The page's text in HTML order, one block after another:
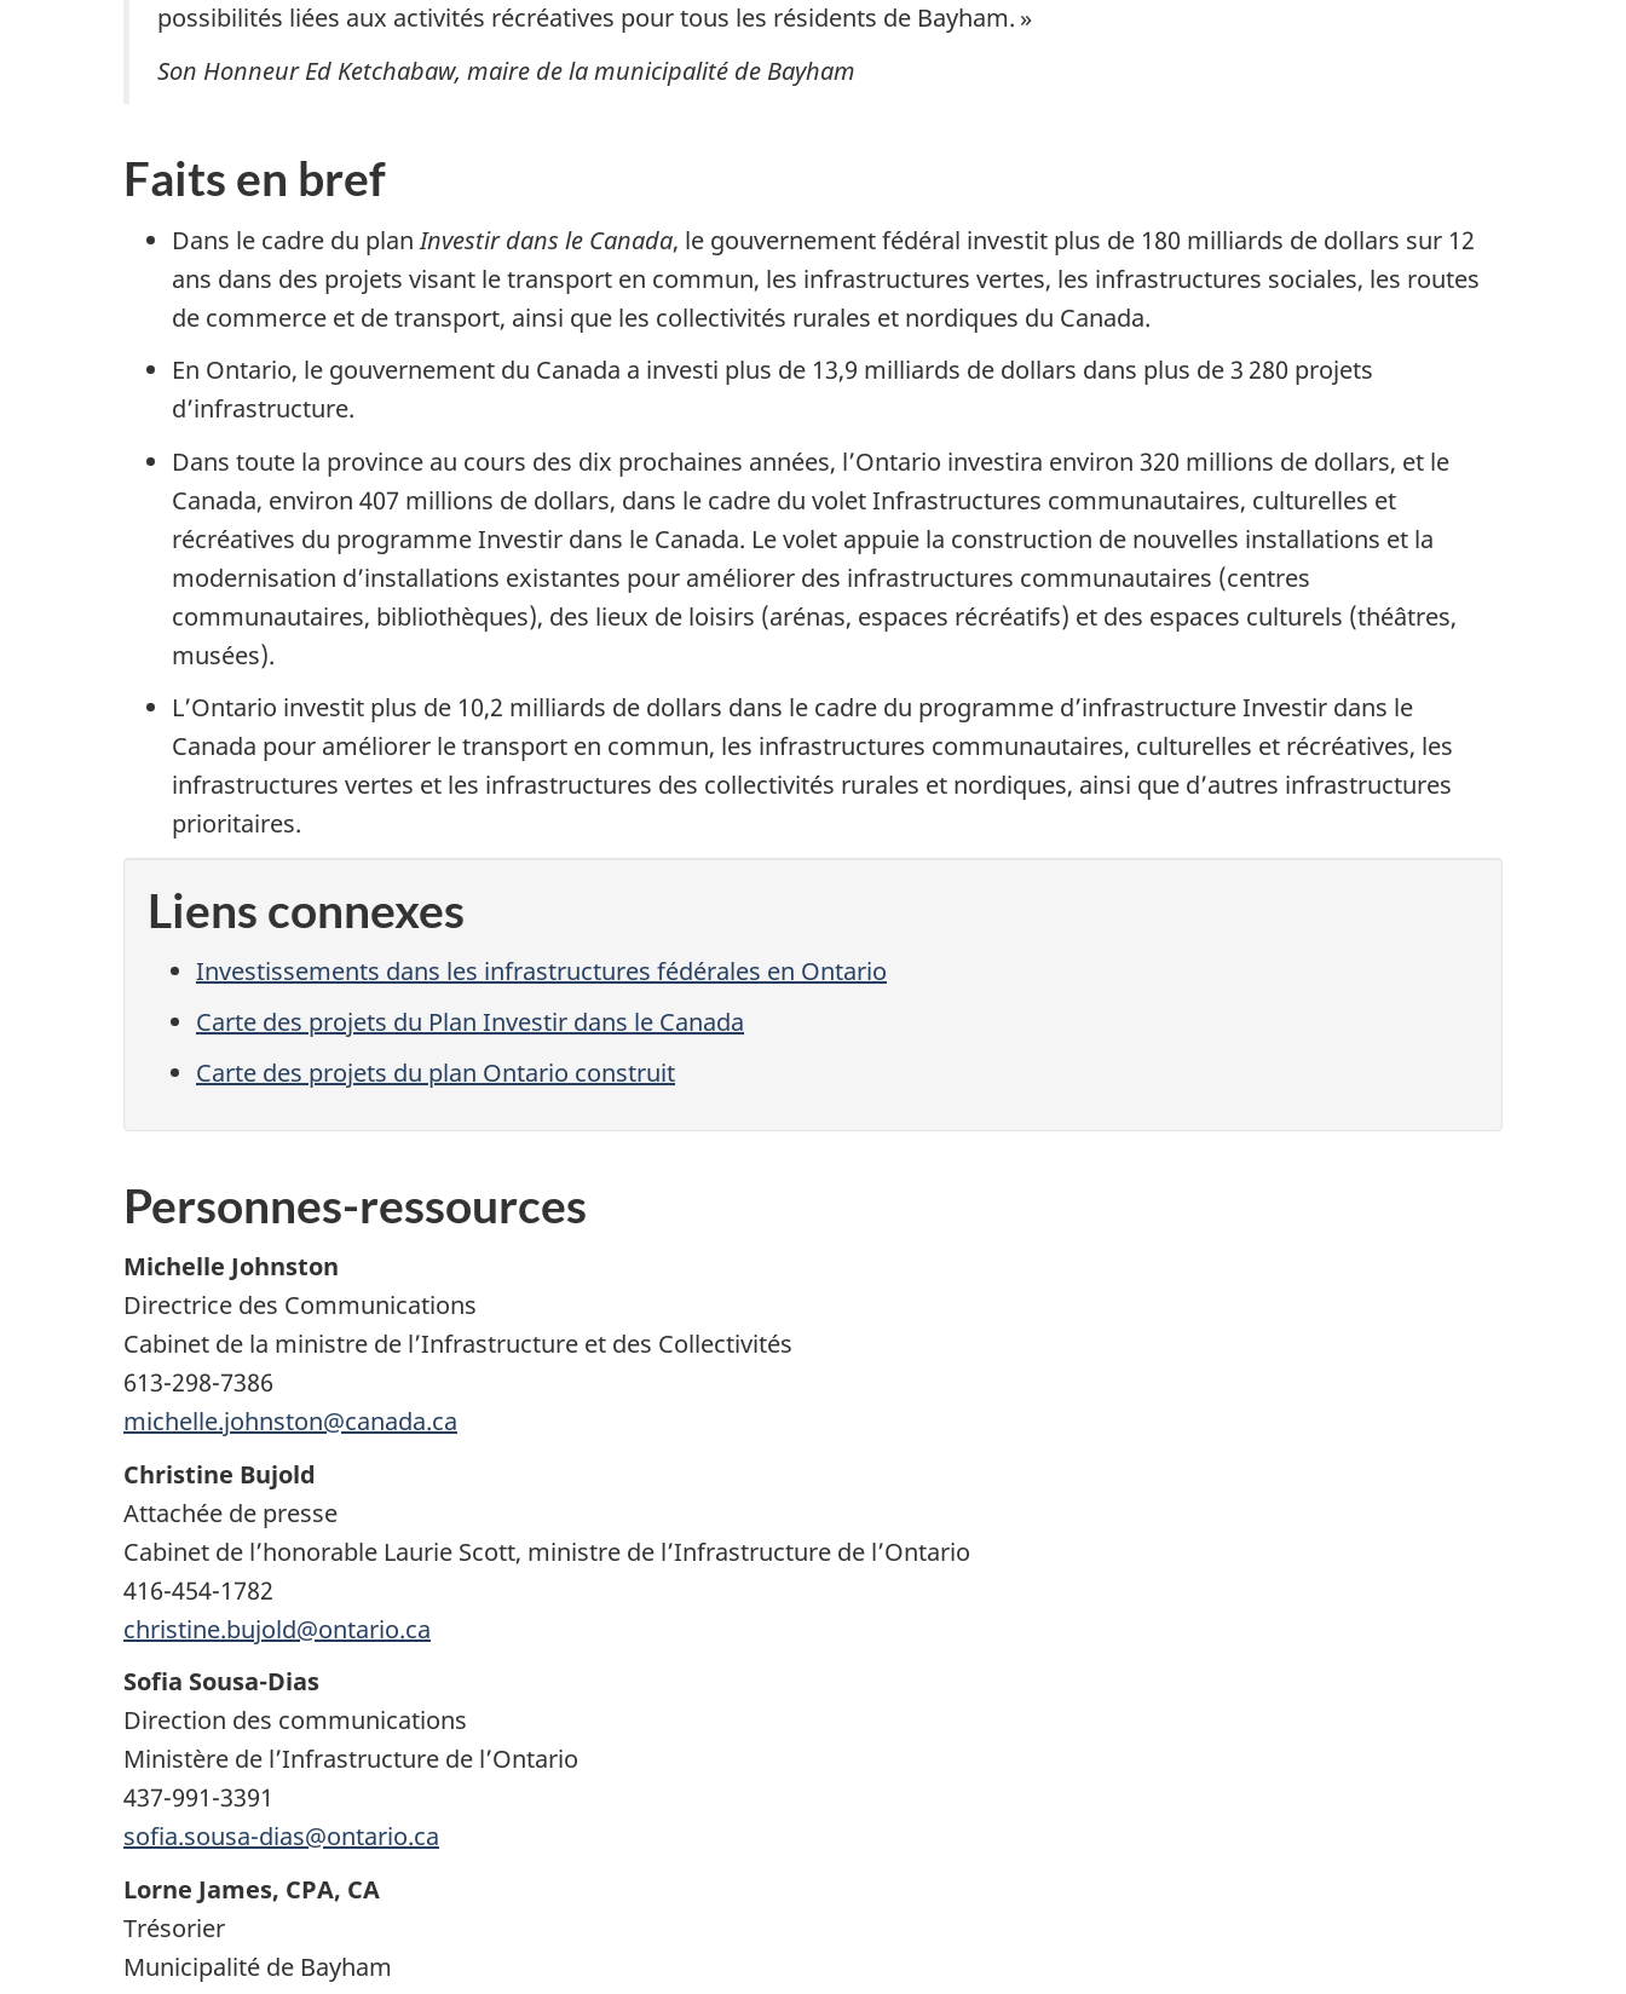
possibilités liées aux activités récréatives pour tous les résidents de Bayham. »
Son Honneur Ed Ketchabaw, maire de la municipalité de Bayham
Faits en bref
Dans le cadre du planInvestir dans le Canada, le gouvernement fédéral investit plus de 180 milliards de dollars sur 12
ans dans des projets visant le transport en commun, les infrastructures vertes, les infrastructures sociales, les routes
de commerce et de transport, ainsi que les collectivités rurales et nordiques du Canada.
En Ontario, le gouvernement du Canada a investi plus de 13,9 milliards de dollars dans plus de 3 280 projets
d’infrastructure.
Dans toute la province au cours des dix prochaines années, l’Ontario investira environ 320 millions de dollars, et le
Canada, environ 407 millions de dollars, dans le cadre du volet Infrastructures communautaires, culturelles et
récréatives du programme Investir dans le Canada. Le volet appuie la construction de nouvelles installations et la
modernisation d’installations existantes pour améliorer des infrastructures communautaires (centres
communautaires, bibliothèques), des lieux de loisirs (arénas, espaces récréatifs) et des espaces culturels (théâtres,
musées).
L’Ontario investit plus de 10,2 milliards de dollars dans le cadre du programme d’infrastructure Investir dans le
Canada pour améliorer le transport en commun, les infrastructures communautaires, culturelles et récréatives, les
infrastructures vertes et les infrastructures des collectivités rurales et nordiques, ainsi que d’autres infrastructures
prioritaires.
Liens connexes
Investissements dans les infrastructures fédérales en Ontario
Carte des projets du Plan Investir dans le Canada
Carte des projets du plan Ontario construit
Personnes-ressources
Michelle Johnston
Directrice des Communications
Cabinet de la ministre de l’Infrastructure et des Collectivités
613-298-7386
michelle.johnston@canada.ca
Christine Bujold
Attachée de presse
Cabinet de l’honorable Laurie Scott, ministre de l’Infrastructure de l’Ontario
416-454-1782
christine.bujold@ontario.ca
Sofia Sousa-Dias
Direction des communications
Ministère de l’Infrastructure de l’Ontario
437-991-3391
sofia.sousa-dias@ontario.ca
Lorne James, CPA, CA
Trésorier
Municipalité de Bayham